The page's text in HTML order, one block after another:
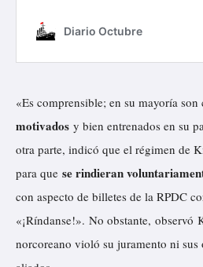
«Es comprensible; en su mayoría son
motivados y bien entrenados en su
otra parte, indicó que el régimen de
para que se rindieran
con aspecto de billetes de la RPDC
«¡Ríndanse!». No obstante, observó
norcoreano violó su juramento ni sus